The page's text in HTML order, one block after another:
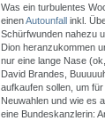
Was ein turbulentes
einenAutounfall inkl.
Schürfwunden nahezu
Dion heranzukommen
nur eine lange Nase
David Brandes,
aufkaufen sollen, um
Neuwahlen und wie es
eine Bundeskanzlerin: